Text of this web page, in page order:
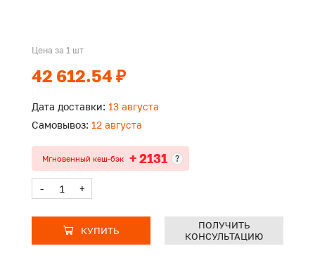
Цена за 1 шт
42 612.54 ₽
Дата доставки: 13 августа
Самовывоз: 12 августа
Мгновенный кеш-бэк + 2131 ?
- +
КУПИТЬ
ПОЛУЧИТЬ
КОНСУЛЬТАЦИЮ